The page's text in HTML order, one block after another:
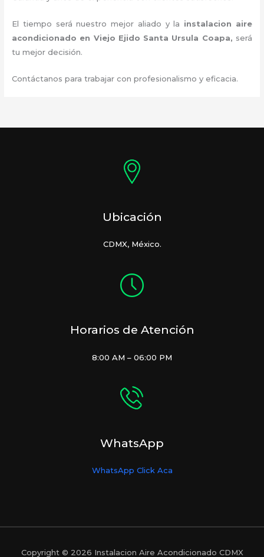
El tiempo será nuestro mejor aliado y la instalacion aire
acondicionado en Viejo Ejido Santa Ursula Coapa, será
tu mejor decisión.
Contáctanos para trabajar con profesionalismo y eficacia.
Ubicación
CDMX, México.
Horarios de Atención
8:00 AM – 06:00 PM
WhatsApp
WhatsApp Click Aca
Copyright © 2026 Instalacion Aire Acondicionado CDMX